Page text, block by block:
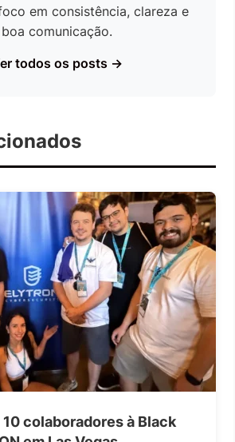
em consistência, clareza e
boa comunicação.
todos os posts →
colaboradores à Black